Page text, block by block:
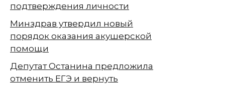
подтверждения личности
Минздрав утвердил новый
порядок оказания акушерской
помощи
Депутат Останина предложила
отменить ЕГЭ и вернуть